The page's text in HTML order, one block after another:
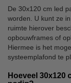
De 30x120 cm led
worden. U kunt ze
ruimte hierover
opbouwframes of
Hiermee is het
systeemplafond te
Hoeveel 30x120